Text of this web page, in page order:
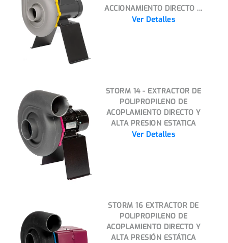
ACCIONAMIENTO DIRECTO ...
Ver Detalles
STORM 14 - EXTRACTOR DE
POLIPROPILENO DE
ACOPLAMIENTO DIRECTO Y
ALTA PRESION ESTATICA
Ver Detalles
STORM 16 EXTRACTOR DE
POLIPROPILENO DE
ACOPLAMIENTO DIRECTO Y
ALTA PRESIÓN ESTÁTICA